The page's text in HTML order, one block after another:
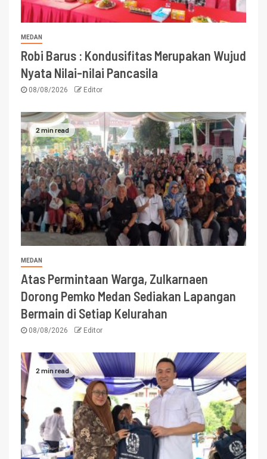
MEDAN
Robi Barus : Kondusifitas Merupakan Wujud
Nyata Nilai-nilai Pancasila
08/08/2026 Editor
2 min read
MEDAN
Atas Permintaan Warga, Zulkarnaen
Dorong Pemko Medan Sediakan Lapangan
Bermain di Setiap Kelurahan
08/08/2026 Editor
2 min read